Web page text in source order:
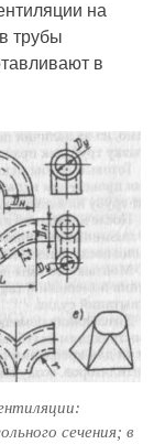
на
трубы
в
сечения; в